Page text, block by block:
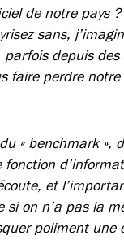
de notre pays
sans,
depuis des
faire perdre
« benchmark »,
et
si on n’a pas la
poliment une